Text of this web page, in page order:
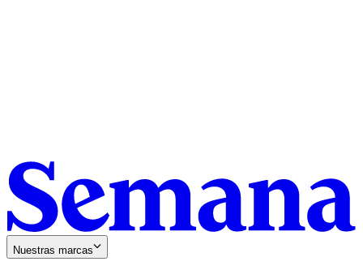
Nuestras marcas